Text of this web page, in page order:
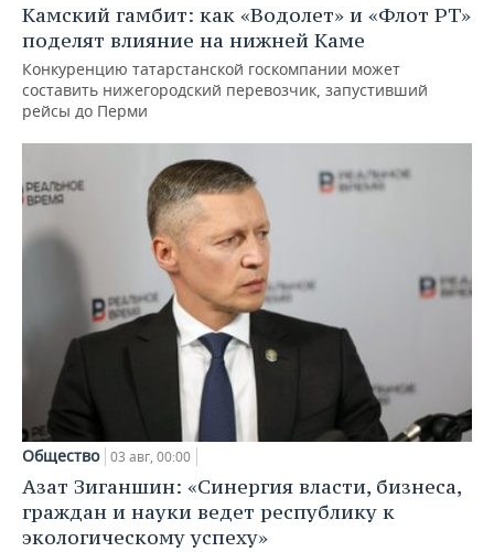
Камский гамбит: как «Водолет» и «Флот РТ»
поделят влияние на нижней Каме
Конкуренцию татарстанской госкомпании может
составить нижегородский перевозчик, запустивший
рейсы до Перми
Общество 03 авг, 00:00
Азат Зиганшин: «Синергия власти, бизнеса,
граждан и науки ведет республику к
экологическому успеху»